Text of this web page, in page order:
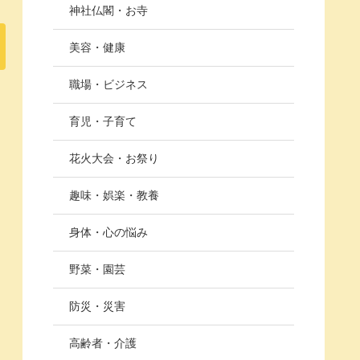
神社仏閣・お寺
美容・健康
職場・ビジネス
育児・子育て
花火大会・お祭り
趣味・娯楽・教養
身体・心の悩み
野菜・園芸
防災・災害
高齢者・介護